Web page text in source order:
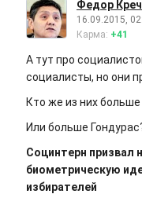
Федор
16.09.2015,
Карма: +41
А тут про
социалисты, но они
Кто же из них
Или больше
Социнтерн призвал
биометрическую
избирателей